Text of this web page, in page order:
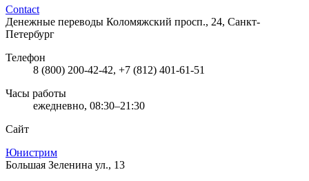
Contact
Денежные переводы Коломяжский просп., 24, Санкт-
Петербург
Телефон
8 (800) 200-42-42, +7 (812) 401-61-51
Часы работы
ежедневно, 08:30–21:30
Сайт
Юнистрим
Большая Зеленина ул., 13